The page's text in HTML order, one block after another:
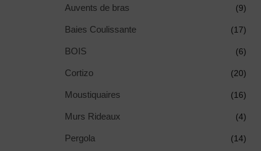
Auvents de bras (9)
Baies Coulissante (17)
BOIS (6)
Cortizo (20)
Moustiquaires (16)
Murs Rideaux (4)
Pergola (14)